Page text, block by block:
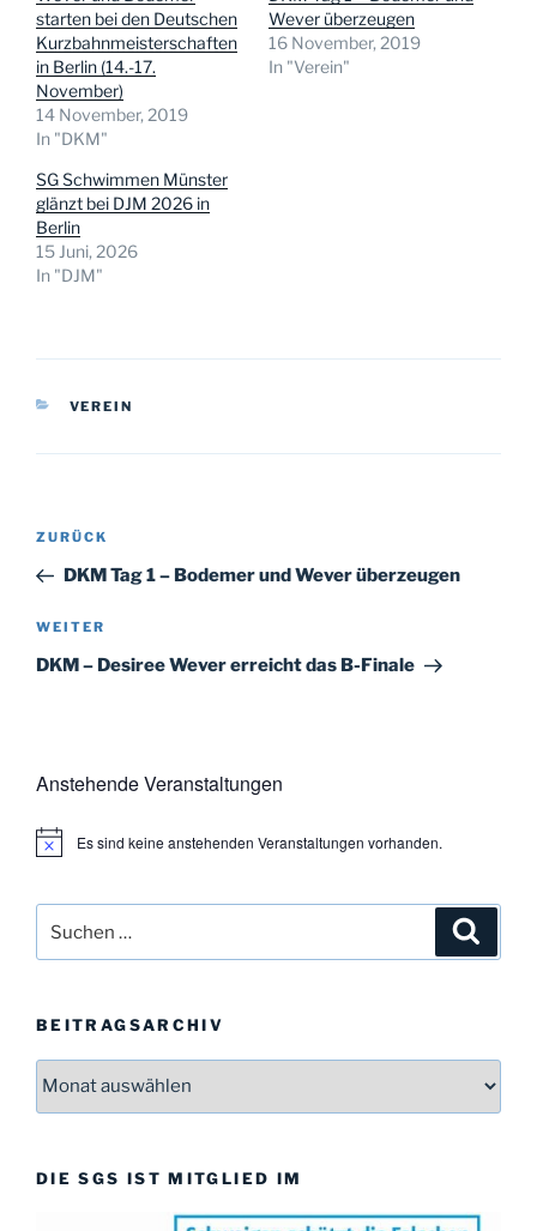
starten bei den Deutschen
Kurzbahnmeisterschaften
in Berlin (14.-17.
November)
14 November, 2019
In "DKM"
Wever überzeugen
16 November, 2019
In "Verein"
SG Schwimmen Münster
glänzt bei DJM 2026 in
Berlin
15 Juni, 2026
In "DJM"
KATEGORIEN
VEREIN
Beitragsnavigation
Vorheriger
Beitrag
ZURÜCK
DKM Tag 1 – Bodemer und Wever überzeugen
Nächster
Beitrag
WEITER
DKM – Desiree Wever erreicht das B-Finale
Anstehende Veranstaltungen
H
w
s
Es sind keine anstehenden Veranstaltungen vorhanden.
nach:
BEITRAGSARCHIV
DIE SGS IST MITGLIED IM